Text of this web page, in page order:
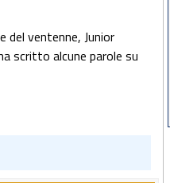
del ventenne, Junior
scritto alcune parole su